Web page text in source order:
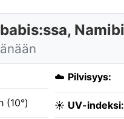
(10°)
☁️ Pilvisyys:
☀️ UV-indeksi: